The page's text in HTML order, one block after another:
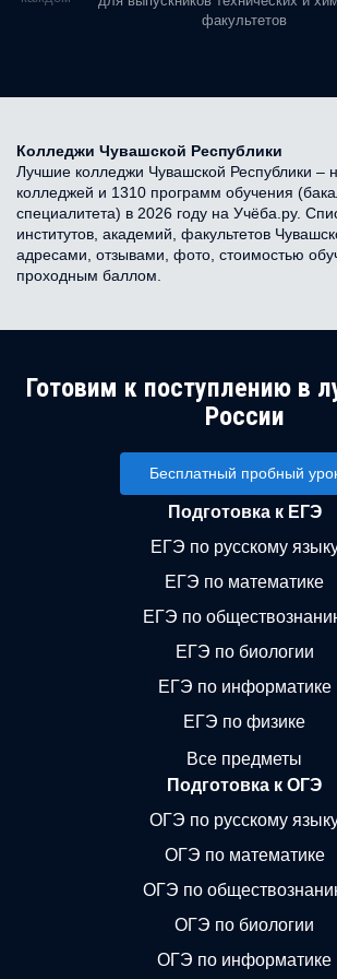
факультетов
Колледжи Чувашской Республики
Лучшие колледжи Чувашской Республики –
колледжей и 1310 программ обучения
специалитета) в 2026 году на Учёба.ру.
институтов, академий, факультетов
адресами, отзывами, фото, стоимостью
проходным баллом.
Готовим к поступлению в
России
Бесплатный пробный
Подготовка к ЕГЭ
ЕГЭ по русскому
ЕГЭ по математике
ЕГЭ по
ЕГЭ по биологии
ЕГЭ по информатике
ЕГЭ по физике
Все предметы
Подготовка к ОГЭ
ОГЭ по русскому
ОГЭ по математике
ОГЭ по
ОГЭ по биологии
ОГЭ по информатике